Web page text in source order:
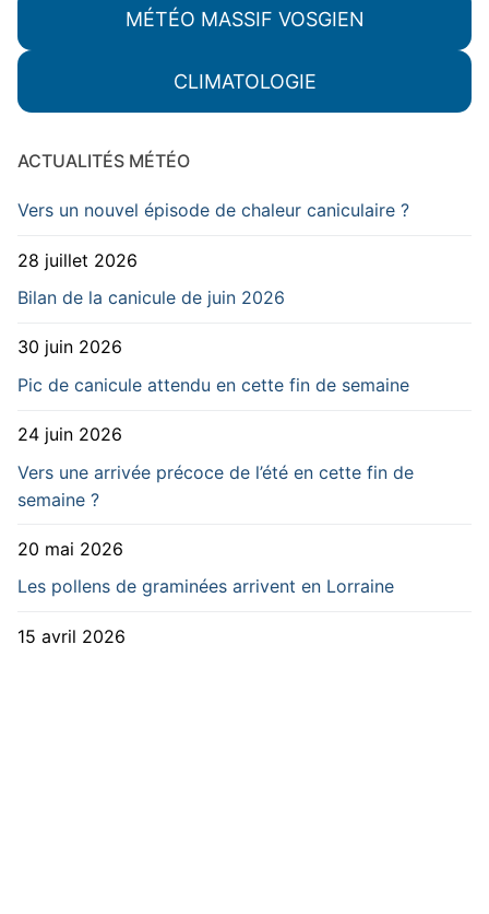
MÉTÉO MASSIF VOSGIEN
CLIMATOLOGIE
ACTUALITÉS MÉTÉO
Vers un nouvel épisode de chaleur caniculaire ?
28 juillet 2026
Bilan de la canicule de juin 2026
30 juin 2026
Pic de canicule attendu en cette fin de semaine
24 juin 2026
Vers une arrivée précoce de l’été en cette fin de
semaine ?
20 mai 2026
Les pollens de graminées arrivent en Lorraine
15 avril 2026